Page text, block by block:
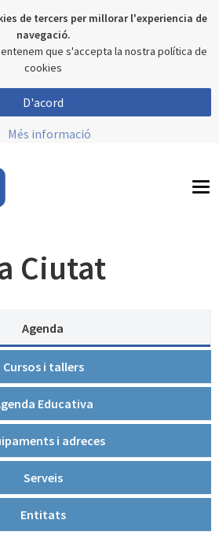
de tercers per millorar l'experiencia de
navegació.
que s'accepta la nostra política de
cookies
D'acord
Més informació
Ciutat
Agenda
Cursos i tallers
Educativa
i adreces
Serveis
Entitats